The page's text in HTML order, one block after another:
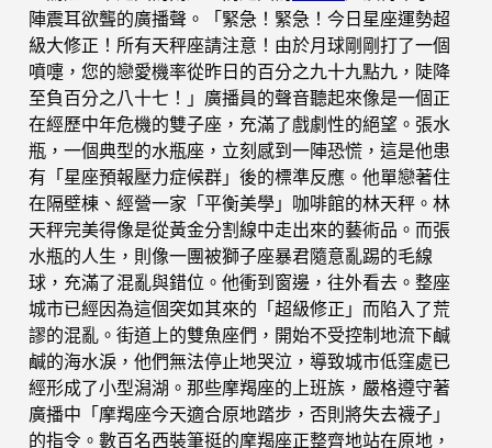
陣震耳欲聾的廣播聲。「緊急！緊急！今日星座運勢超
級大修正！所有天秤座請注意！由於月球剛剛打了一個
噴嚏，您的戀愛機率從昨日的百分之九十九點九，陡降
至負百分之八十七！」廣播員的聲音聽起來像是一個正
在經歷中年危機的雙子座，充滿了戲劇性的絕望。張水
瓶，一個典型的水瓶座，立刻感到一陣恐慌，這是他患
有「星座預報壓力症候群」後的標準反應。他單戀著住
在隔壁棟、經營一家「平衡美學」咖啡館的林天秤。林
天秤完美得像是從黃金分割線中走出來的藝術品。而張
水瓶的人生，則像一團被獅子座暴君隨意亂踢的毛線
球，充滿了混亂與錯位。他衝到窗邊，往外看去。整座
城市已經因為這個突如其來的「超級修正」而陷入了荒
謬的混亂。街道上的雙魚座們，開始不受控制地流下鹹
鹹的海水淚，他們無法停止地哭泣，導致城市低窪處已
經形成了小型潟湖。那些摩羯座的上班族，嚴格遵守著
廣播中「摩羯座今天適合原地踏步，否則將失去襪子」
的指令。數百名西裝筆挺的摩羯座正整齊地站在原地，